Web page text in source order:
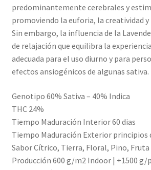
predominantemente cerebrales y
promoviendo la euforia, la creatividad
Sin embargo, la influencia de la
de relajación que equilibra la
adecuada para el uso diurno y para
efectos ansiogénicos de algunas sativa.
Genotipo 60% Sativa – 40% Indica
THC 24%
Tiempo Maduración Interior 60 dias
Tiempo Maduración Exterior principios
Sabor Cítrico, Tierra, Floral, Pino, Fruta
Producción 600 g/m2 Indoor | +1500